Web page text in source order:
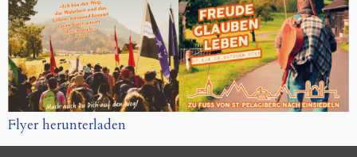
Flyer herunterladen